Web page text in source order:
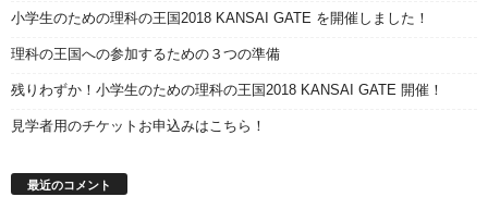
小学生のための理科の王国2018 KANSAI GATE を開催しました！
理科の王国への参加するための３つの準備
残りわずか！小学生のための理科の王国2018 KANSAI GATE 開催！
見学者用のチケットお申込みはこちら！
最近のコメント